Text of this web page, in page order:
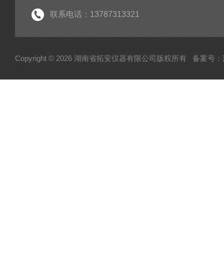
联系电话：13787313321
Copyright © 2026 湖南省拓安仪器有限公司版权所有 备案号